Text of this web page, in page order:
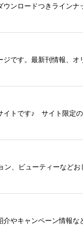
ウンロードつきラインナ
です。最新刊情報、オ
イトです♪ サイト限定
ン、ビューティーなどお
やキャンペーン情報な